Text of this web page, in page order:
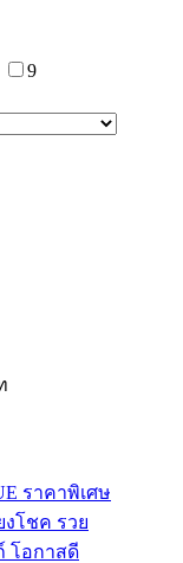
9
ราคาพิเศษ
งโชค รวย
โอกาสดี